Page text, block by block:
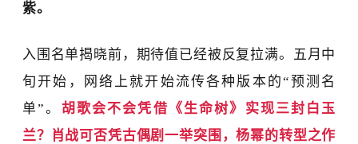
紫。
入围名单揭晓前，期待值已经被反复拉满。五月中
旬开始，网络上就开始流传各种版本的“预测名
单”。 胡歌会不会凭借《生命树》实现三封白玉
兰？肖战可否凭古偶剧一举突围，杨幂的转型之作